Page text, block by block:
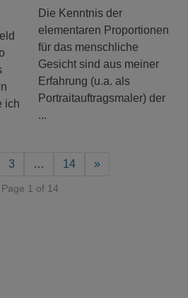
ich
Die Kenntnis der
elementaren Proportionen
für das menschliche
Gesicht sind aus meiner
Erfahrung (u.a. als
Portraitauftragsmaler) der
...
3 … 14 »
Page 1 of 14